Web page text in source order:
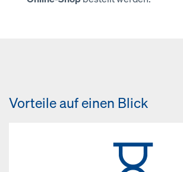
Vorteile auf einen Blick